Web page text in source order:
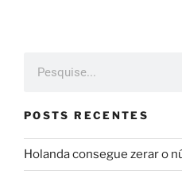
POSTS RECENTES
Holanda consegue zerar o